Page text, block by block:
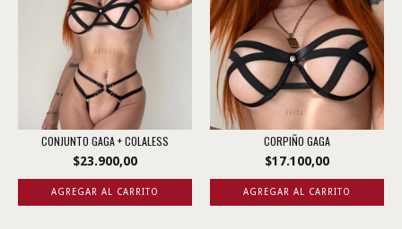
CONJUNTO GAGA + COLALESS
$23.900,00
AGREGAR AL CARRITO
CORPIÑO GAGA
$17.100,00
AGREGAR AL CARRITO